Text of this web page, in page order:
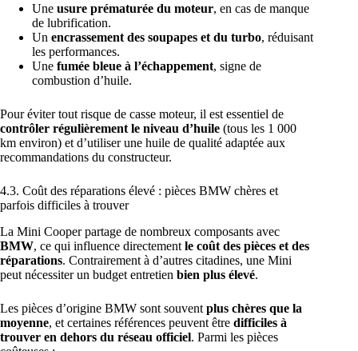
Une usure prématurée du moteur, en cas de manque
de lubrification.
Un encrassement des soupapes et du turbo, réduisant
les performances.
Une fumée bleue à l’échappement, signe de
combustion d’huile.
Pour éviter tout risque de casse moteur, il est essentiel de
contrôler régulièrement le niveau d’huile (tous les 1 000
km environ) et d’utiliser une huile de qualité adaptée aux
recommandations du constructeur.
4.3. Coût des réparations élevé : pièces BMW chères et
parfois difficiles à trouver
La Mini Cooper partage de nombreux composants avec
BMW, ce qui influence directement le coût des pièces et des
réparations. Contrairement à d’autres citadines, une Mini
peut nécessiter un budget entretien bien plus élevé.
Les pièces d’origine BMW sont souvent plus chères que la
moyenne, et certaines références peuvent être difficiles à
trouver en dehors du réseau officiel. Parmi les pièces